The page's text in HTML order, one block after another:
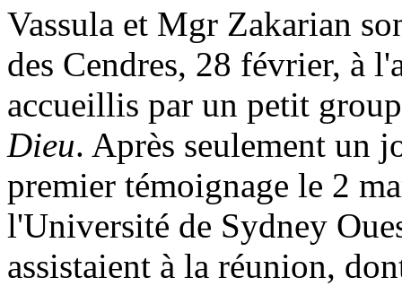
Vassula et Mgr Zakarian
des Cendres, 28 février, à
accueillis par un petit
Dieu. Après seulement un
premier témoignage le 2
l'Université de Sydney
assistaient à la réunion,